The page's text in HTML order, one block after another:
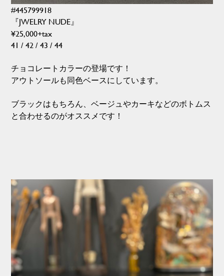
#445799918
『JWELRY NUDE』
¥25,000+tax
41 / 42 / 43 / 44
チョコレートカラーの登場です！
アウトソールも同色ベースにしています。
ブラックはもちろん、ベージュやカーキなどのボトムス
と合わせるのがオススメです！